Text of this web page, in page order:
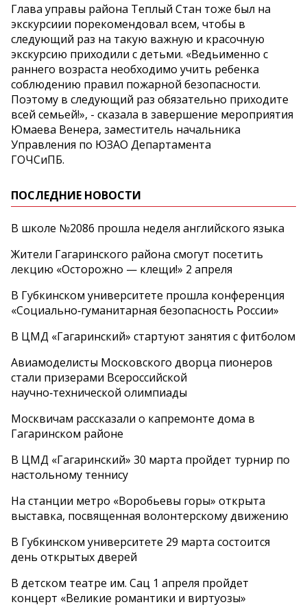
Глава управы района Теплый Стан тоже был на
экскурсиии порекомендовал всем, чтобы в
следующий раз на такую важную и красочную
экскурсию приходили с детьми. «Ведьименно с
раннего возраста необходимо учить ребенка
соблюдению правил пожарной безопасности.
Поэтому в следующий раз обязательно приходите
всей семьей!», - сказала в завершение мероприятия
Юмаева Венера, заместитель начальника
Управления по ЮЗАО Департамента
ГОЧСиПБ.
ПОСЛЕДНИЕ НОВОСТИ
В школе №2086 прошла неделя английского языка
Жители Гагаринского района смогут посетить
лекцию «Осторожно — клещи!» 2 апреля
В Губкинском университете прошла конференция
«Социально‑гуманитарная безопасность России»
В ЦМД «Гагаринский» стартуют занятия с фитболом
Авиамоделисты Московского дворца пионеров
стали призерами Всероссийской
научно‑технической олимпиады
Москвичам рассказали о капремонте дома в
Гагаринском районе
В ЦМД «Гагаринский» 30 марта пройдет турнир по
настольному теннису
На станции метро «Воробьевы горы» открыта
выставка, посвященная волонтерскому движению
В Губкинском университете 29 марта состоится
день открытых дверей
В детском театре им. Сац 1 апреля пройдет
концерт «Великие романтики и виртуозы»